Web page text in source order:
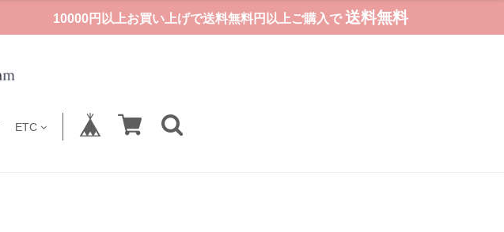
10000円以上お買い上げで送料無料円以上ご購入で 送料無料
ETC